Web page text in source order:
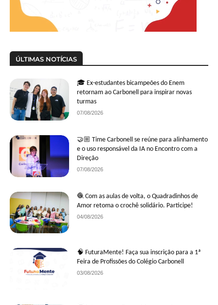
ÚLTIMAS NOTÍCIAS
🎓 Ex-estudantes bicampeões do Enem
retornam ao Carbonell para inspirar novas
turmas
07/08/2026
🤝🏼 Time Carbonell se reúne para alinhamento
e o uso responsável da IA no Encontro com a
Direção
07/08/2026
🧶 Com as aulas de volta, o Quadradinhos de
Amor retoma o crochê solidário. Participe!
04/08/2026
🧠 FuturaMente! Faça sua inscrição para a 1ª
Feira de Profissões do Colégio Carbonell
03/08/2026